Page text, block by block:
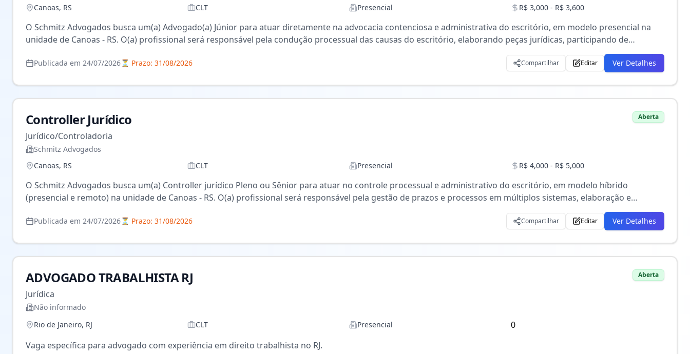
Canoas, RS CLT Presencial R$ 3,000 - R$ 3,600
O Schmitz Advogados busca um(a) Advogado(a) Júnior para atuar diretamente na advocacia contenciosa e administrativa do escritório, em modelo presencial na
unidade de Canoas - RS. O(a) profissional será responsável pela condução processual das causas do escritório, elaborando peças jurídicas, participando de
audiências, atendendo clientes e construindo estratégias de atuação nos processos sob sua responsabilidade, atuando com autonomia técnica e compromisso
com a qualidade da entrega. Buscamos um perfil júnior, com boa base jurídica e vontade de se desenvolver na prática advocatícia, atuando lado a lado com a equipe
Publicada em 24/07/2026⏳ Prazo: 31/08/2026 Compartilhar Editar Ver Detalhes
Controller Jurídico
Jurídico/Controladoria
Schmitz Advogados
Aberta
Canoas, RS CLT Presencial R$ 4,000 - R$ 5,000
O Schmitz Advogados busca um(a) Controller jurídico Pleno ou Sênior para atuar no controle processual e administrativo do escritório, em modelo híbrido
(presencial e remoto) na unidade de Canoas - RS. O(a) profissional será responsável pela gestão de prazos e processos em múltiplos sistemas, elaboração e
protocolo de petições (inclusive com uso de certificado digital), atendimento a clientes e suporte às demandas administrativas e processuais do time, atuando com
autonomia, organização e senso de prioridade. Buscamos um perfil pleno ou sênior, com sólida experiência em rotinas de controladoria jurídica, capaz de
Publicada em 24/07/2026⏳ Prazo: 31/08/2026 Compartilhar Editar Ver Detalhes
ADVOGADO TRABALHISTA RJ
Jurídica
Não informado
Aberta
Rio de Janeiro, RJ CLT Presencial
0
Vaga específica para advogado com experiência em direito trabalhista no RJ.